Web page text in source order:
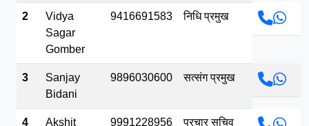
2
Vidya
Sagar
Gomber
9416691583 निधि प्रमुख
3
Sanjay
Bidani
9896030600 सत्संग प्रमुख
4
Akshit
9991228956 प्रचार सचिव